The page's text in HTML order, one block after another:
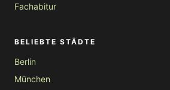
Fachabitur
BELIEBTE STÄDTE
Berlin
München